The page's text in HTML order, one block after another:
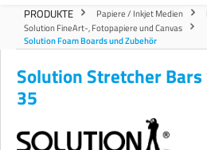
PRODUKTE Papiere / Inkjet Medien
Solution FineArt-, Fotopapiere und Canvas
Solution Foam Boards und Zubehör
Solution Stretcher
35